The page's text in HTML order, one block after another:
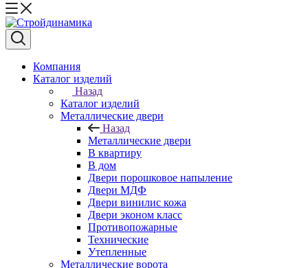
Компания
Каталог изделий
Назад
Каталог изделий
Металлические двери
Назад
Металлические двери
В квартиру
В дом
Двери порошковое напыление
Двери МДФ
Двери винилиc кожа
Двери эконом класс
Противопожарные
Технические
Утепленные
Металлические ворота